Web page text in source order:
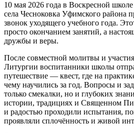
10 мая 2026 года в Воскресной
села Чесноковка Уфимского района
звонок уходящего учебного года.
просто окончанием занятий, а
дружбы и веры.
После совместной молитвы и
Литургии воспитанники школы
путешествие — квест, где на
чему научились за год. Вопросы и
только смекалки, но и глубоких
истории, традициях и Священном
и радостью проходили испытания,
проявляли сплочённость и живой